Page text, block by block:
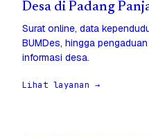
Desa di Padang
Surat online, data
BUMDes, hingga
informasi desa.
Lihat layanan →